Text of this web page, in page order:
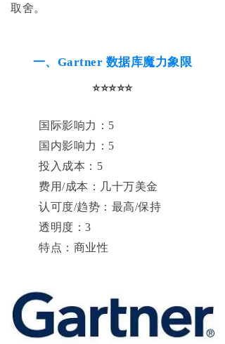
取舍。
一、Gartner 数据库魔力象限
⭐⭐⭐⭐⭐
国际影响力：5
国内影响力：5
投入成本：5
费用/成本：几十万美金
认可度/趋势：最高/保持
透明度：3
特点：商业性